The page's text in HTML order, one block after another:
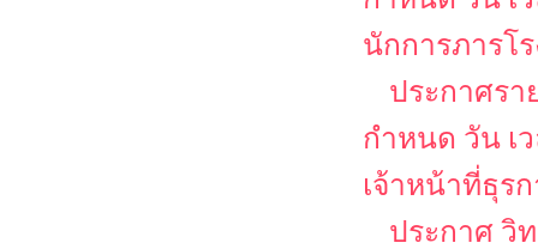
นักการภารโร
ประกาศรา
กำหนด วัน เ
เจ้าหน้าที่ธุร
ประกาศ วิ